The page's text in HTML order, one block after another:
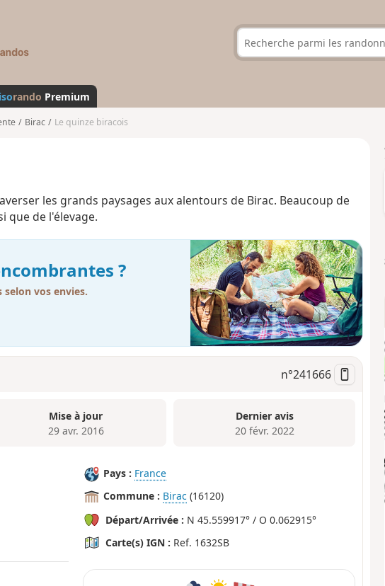
s
a
n
d
rando Premium
Birac Le quinze biracois
les grands paysages aux alentours de Birac. Beaucoup de
que de l'élevage.
?
selon vos envies.
n°241666
Mise à jour
29 avr. 2016
Dernier avis
20 févr. 2022
Pays : France
Commune : Birac (16120)
Départ/Arrivée : N 45.559917° / O 0.062915°
Carte(s) IGN : Ref. 1632SB